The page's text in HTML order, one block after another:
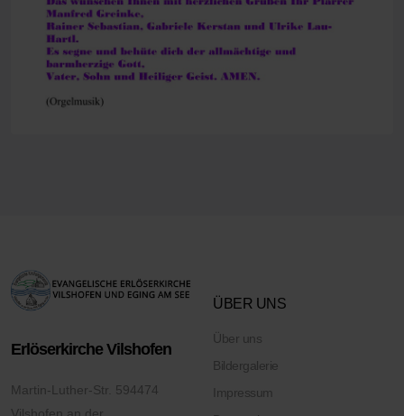
Erlöserkirche Vilshofen
Martin-Luther-Str. 594474
ÜBER UNS
Über uns
Bildergalerie
Impressum